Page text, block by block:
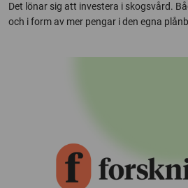
Det lönar sig att investera i skogsvård.
och i form av mer pengar i den egna